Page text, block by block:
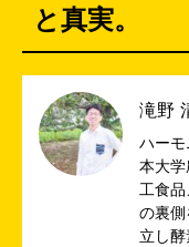
と真実。
滝野
ハー
本大
工食
の裏
立し